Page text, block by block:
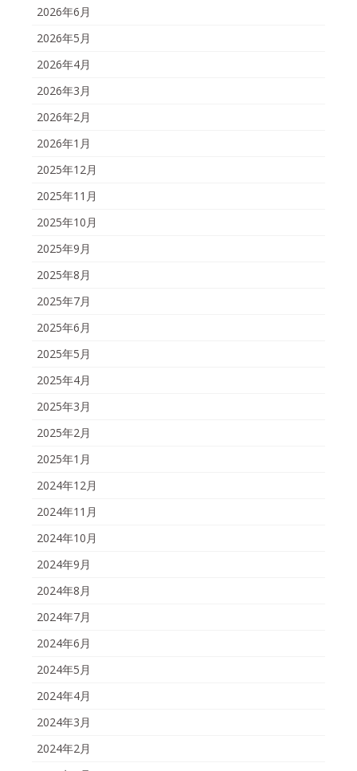
2026年6月
2026年5月
2026年4月
2026年3月
2026年2月
2026年1月
2025年12月
2025年11月
2025年10月
2025年9月
2025年8月
2025年7月
2025年6月
2025年5月
2025年4月
2025年3月
2025年2月
2025年1月
2024年12月
2024年11月
2024年10月
2024年9月
2024年8月
2024年7月
2024年6月
2024年5月
2024年4月
2024年3月
2024年2月